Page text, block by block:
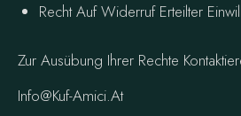
Recht Auf Widerruf Erteilter
Zur Ausübung Ihrer Rechte
Info@kuf-Amici.at